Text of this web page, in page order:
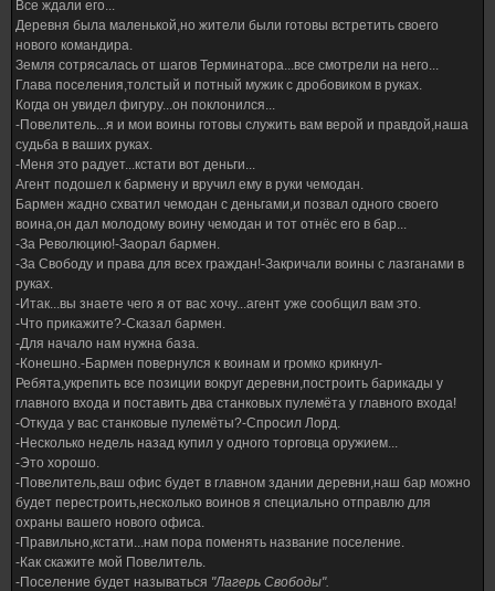
Все ждали его...
Деревня была маленькой,но жители были готовы встретить своего
нового командира.
Земля сотрясалась от шагов Терминатора...все смотрели на него...
Глава поселения,толстый и потный мужик с дробовиком в руках.
Когда он увидел фигуру...он поклонился...
-Повелитель...я и мои воины готовы служить вам верой и правдой,наша
судьба в ваших руках.
-Меня это радует...кстати вот деньги...
Агент подошел к бармену и вручил ему в руки чемодан.
Бармен жадно схватил чемодан с деньгами,и позвал одного своего
воина,он дал молодому воину чемодан и тот отнёс его в бар...
-За Революцию!-Заорал бармен.
-За Свободу и права для всех граждан!-Закричали воины с лазганами в
руках.
-Итак...вы знаете чего я от вас хочу...агент уже сообщил вам это.
-Что прикажите?-Сказал бармен.
-Для начало нам нужна база.
-Конешно.-Бармен повернулся к воинам и громко крикнул-
Ребята,укрепить все позиции вокруг деревни,построить барикады у
главного входа и поставить два станковых пулемёта у главного входа!
-Откуда у вас станковые пулемёты?-Спросил Лорд.
-Несколько недель назад купил у одного торговца оружием...
-Это хорошо.
-Повелитель,ваш офис будет в главном здании деревни,наш бар можно
будет перестроить,несколько воинов я специально отправлю для
охраны вашего нового офиса.
-Правильно,кстати...нам пора поменять название поселение.
-Как скажите мой Повелитель.
-Поселение будет называться "Лагерь Свободы".